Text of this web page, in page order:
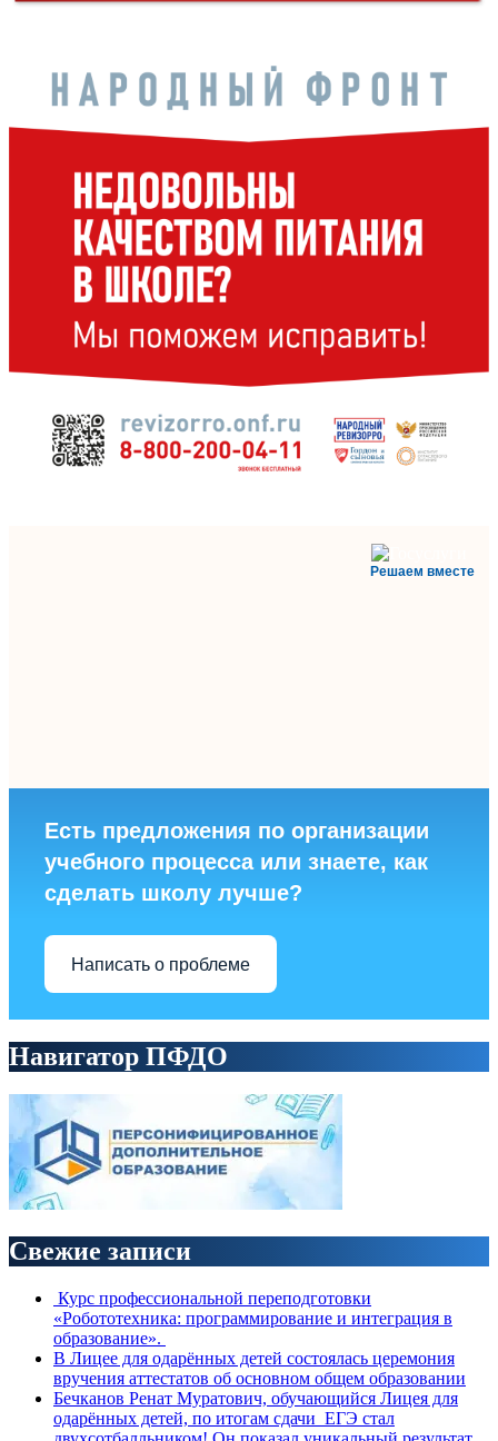
Решаем вместе
Есть предложения по организации
учебного процесса или знаете, как
сделать школу лучше?
Написать о проблеме
Навигатор ПФДО
Свежие записи
Курс профессиональной переподготовки
«Робототехника: программирование и интеграция в
образование».
В Лицее для одарённых детей состоялась церемония
вручения аттестатов об основном общем образовании
Бечканов Ренат Муратович, обучающийся Лицея для
одарённых детей, по итогам сдачи ЕГЭ стал